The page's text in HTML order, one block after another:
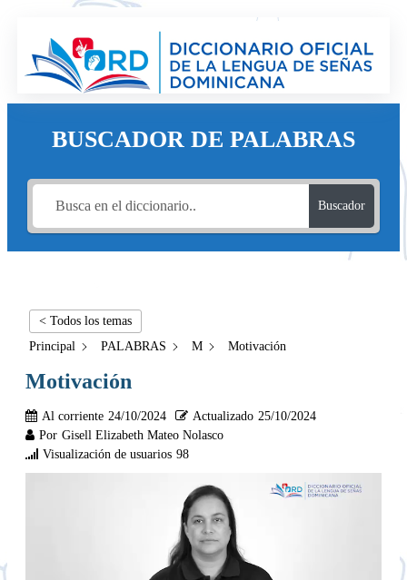
BUSCADOR DE PALABRAS
Buscador
< Todos los temas
Principal
PALABRAS M Motivación
Motivación
Al corriente 24/10/2024 Actualizado 25/10/2024
Por Gisell Elizabeth Mateo Nolasco
Visualización de usuarios 98